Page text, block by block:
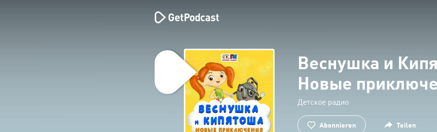
Веснушка и
Новые
Детское радио
Abonnieren Teilen